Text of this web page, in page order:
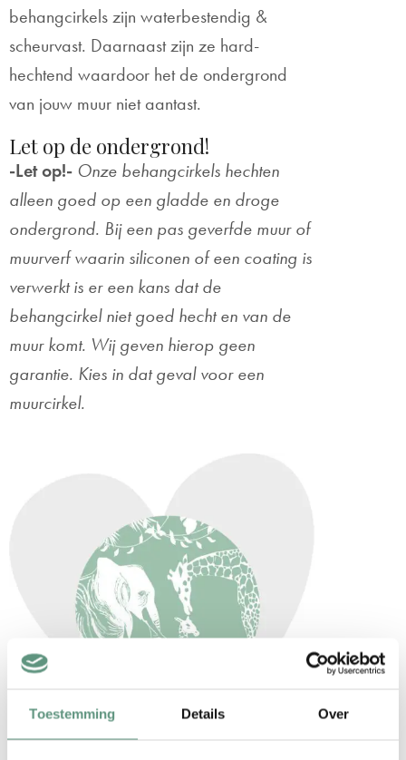
Toestemming Details Over
behangcirkels zijn waterbestendig &
scheurvast. Daarnaast zijn ze hard-
hechtend waardoor het de ondergrond
van jouw muur niet aantast.
Let op de ondergrond!
-Let op!- Onze behangcirkels hechten
alleen goed op een gladde en droge
ondergrond. Bij een pas geverfde muur of
muurverf waarin siliconen of een coating is
verwerkt is er een kans dat de
behangcirkel niet goed hecht en van de
muur komt. Wij geven hierop geen
garantie. Kies in dat geval voor een
muurcirkel.